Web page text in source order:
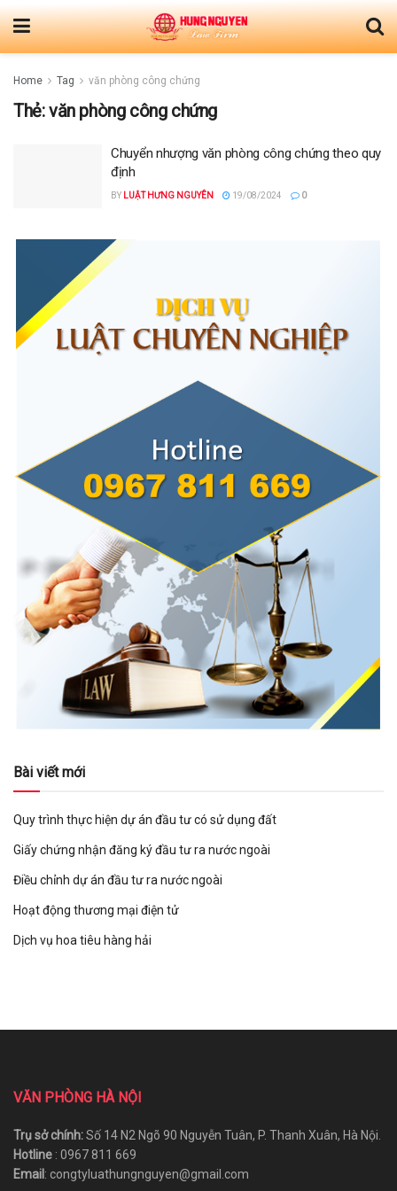
Home Tag văn phòng công chứng
Thẻ:văn phòng công chứng
Chuyển nhượng văn phòng công chứng theo quy
định
BY LUẬT HƯNG NGUYÊN 19/08/2024 0
Bài viết mới
Quy trình thực hiện dự án đầu tư có sử dụng đất
Giấy chứng nhận đăng ký đầu tư ra nước ngoài
Điều chỉnh dự án đầu tư ra nước ngoài
Hoạt động thương mại điện tử
Dịch vụ hoa tiêu hàng hải
VĂN PHÒNG HÀ NỘI
Trụ sở chính:Số 14 N2 Ngõ 90 Nguyễn Tuân, P. Thanh Xuân, Hà Nội.
Hotline : 0967 811 669
Email : congtyluathungnguyen@gmail.com